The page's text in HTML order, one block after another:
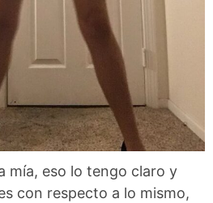
mía, eso lo tengo claro y
con respecto a lo mismo,